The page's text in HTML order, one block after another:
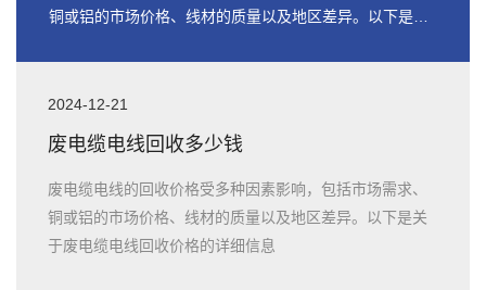
铜或铝的市场价格、线材的质量以及地区差异。以下是关
2024-12-21
废电缆电线回收多少钱
废电缆电线的回收价格受多种因素影响，包括市场需求、
铜或铝的市场价格、线材的质量以及地区差异。以下是关
于废电缆电线回收价格的详细信息